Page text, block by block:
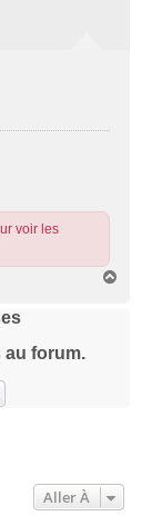
voir les
au forum.
Aller À